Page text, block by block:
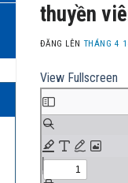
thuyền
ĐĂNG LÊN THÁNG 4
View Fullscreen